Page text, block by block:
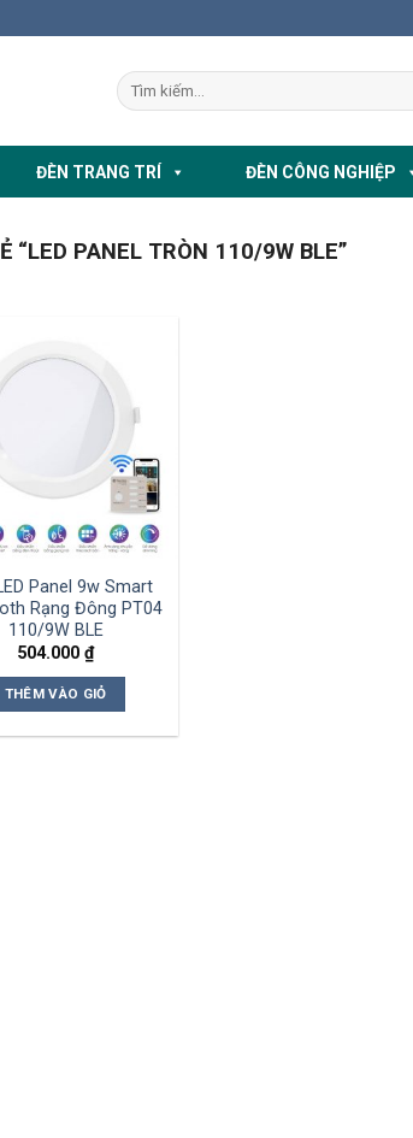
ĐÈN TRANG TRÍ ĐÈN CÔNG NGHIỆP
“LED PANEL TRÒN 110/9W BLE”
Panel 9w Smart
Rạng Đông PT04
110/9W BLE
504.000₫
THÊM VÀO GIỎ